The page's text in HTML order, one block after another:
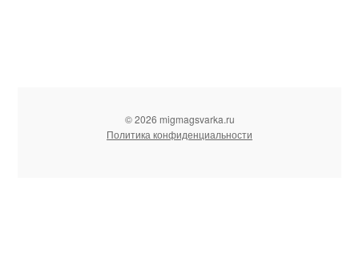
© 2026 migmagsvarka.ru
Политика конфиденциальности